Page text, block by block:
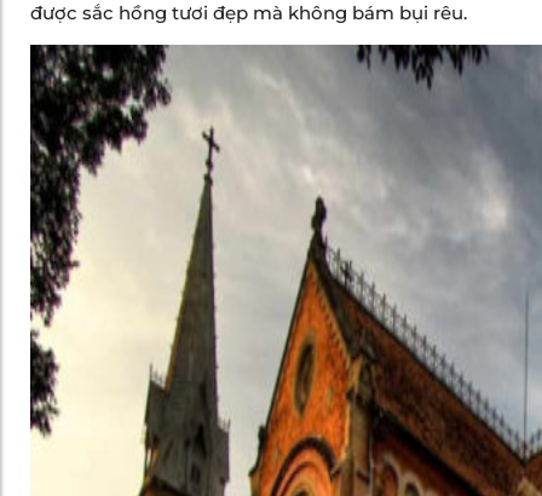
được sắc hồng tươi đẹp mà không bám bụi rêu.